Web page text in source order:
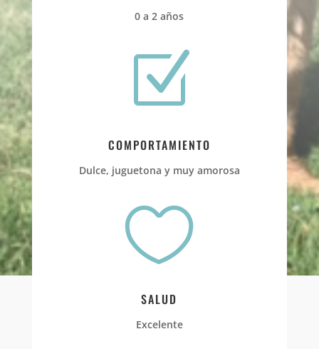
0 a 2 años
Z
COMPORTAMIENTO
Dulce, juguetona y muy amorosa

SALUD
Excelente